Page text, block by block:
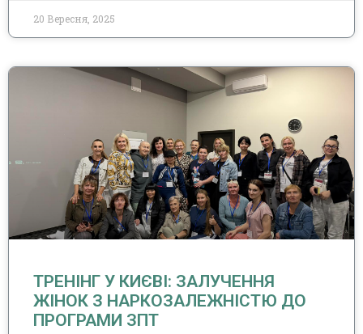
20 Вересня, 2025
ТРЕНІНГ У КИЄВІ: ЗАЛУЧЕННЯ
ЖІНОК З НАРКОЗАЛЕЖНІСТЮ ДО
ПРОГРАМИ ЗПТ